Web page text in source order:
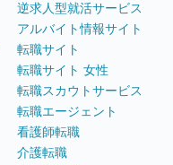
逆求人型就活サービス
アルバイト情報サイト
転職サイト
転職サイト 女性
転職スカウトサービス
転職エージェント
看護師転職
介護転職